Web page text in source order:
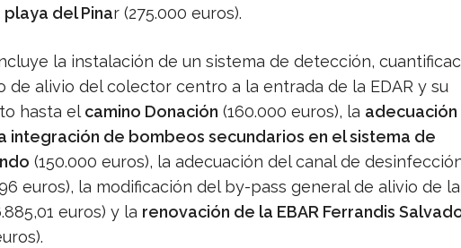
del Pinar (275.000 euros).
la instalación de un sistema de detección,
de alivio del colector centro a la entrada de la EDAR y su
hasta elcamino Donación (160.000 euros), la adecuación
integración de bombeos secundarios en el sistema de
(150.000 euros), la adecuación del canal de
euros), la modificación del by-pass general de alivio de la
euros) y la renovación de la EBAR Ferrandis